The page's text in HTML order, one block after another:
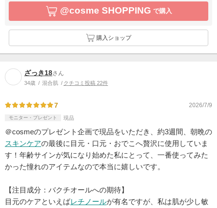
@cosme SHOPPING で購入
購入ショップ
ざっき18さん
34歳 混合肌 クチコミ投稿 22件
7 2026/7/9
モニター・プレゼント 現品
＠cosmeのプレゼント企画で現品をいただき、約3週間、朝晩の
スキンケアの最後に目元・口元・おでこへ贅沢に使用していま
す！年齢サインが気になり始めた私にとって、一番使ってみた
かった憧れのアイテムなので本当に嬉しいです。
【注目成分：バクチオールへの期待】
目元のケアといえばレチノールが有名ですが、私は肌が少し敏